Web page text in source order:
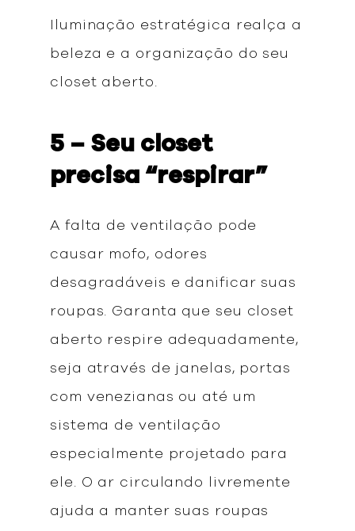
Iluminação estratégica realça a
beleza e a organização do seu
closet aberto.
5 – Seu closet
precisa “respirar”
A falta de ventilação pode
causar mofo, odores
desagradáveis e danificar suas
roupas. Garanta que seu closet
aberto respire adequadamente,
seja através de janelas, portas
com venezianas ou até um
sistema de ventilação
especialmente projetado para
ele. O ar circulando livremente
ajuda a manter suas roupas